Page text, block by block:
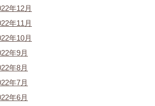
年12月
年11月
年10月
年9月
年8月
年7月
年6月